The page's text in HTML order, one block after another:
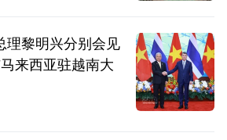
理黎明兴分别会见
来西亚驻越南大